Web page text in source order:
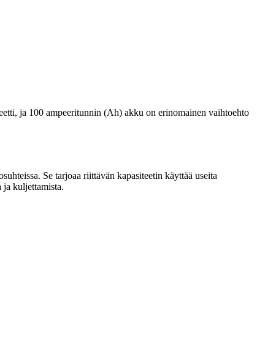
ja 100 ampeeritunnin (Ah) akku on erinomainen vaihtoehto
Se tarjoaa riittävän kapasiteetin käyttää useita
ja kuljettamista.